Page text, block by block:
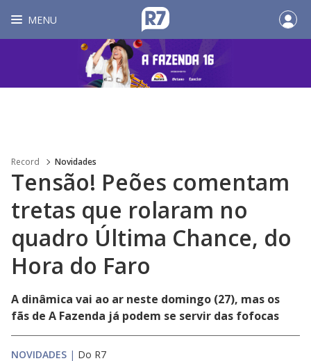
MENU
Record Novidades
Tensão! Peões comentam
tretas que rolaram no
quadro Última Chance, do
Hora do Faro
A dinâmica vai ao ar neste domingo (27), mas os
fãs de A Fazenda já podem se servir das fofocas
NOVIDADES | Do R7